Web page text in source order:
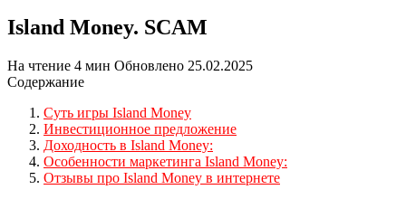
Island Money. SCAM
На чтение 4 мин Обновлено 25.02.2025
Содержание
Суть игры Island Money
Инвестиционное предложение
Доходность в Island Money:
Особенности маркетинга Island Money:
Отзывы про Island Money в интернете